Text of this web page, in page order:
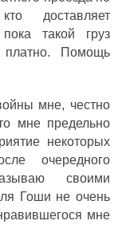
доставляет
такой груз
платно. Помощь
мне, честно
мне предельно
некоторых
очередного
своими
Гоши не очень
мне